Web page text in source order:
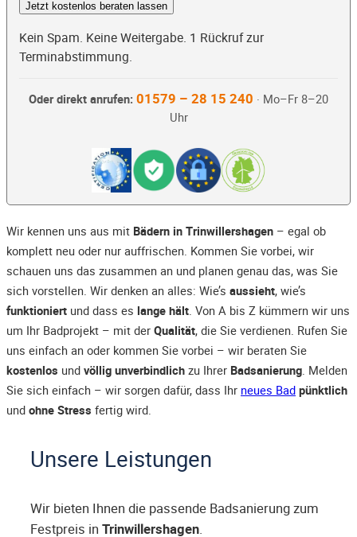
Jetzt kostenlos beraten lassen
Kein Spam. Keine Weitergabe. 1 Rückruf zur
Terminabstimmung.
Oder direkt anrufen: 01579 – 28 15 240 · Mo–Fr 8–20
Uhr
Wir kennen uns aus mit Bädern in Trinwillershagen – egal ob
komplett neu oder nur auffrischen. Kommen Sie vorbei, wir
schauen uns das zusammen an und planen genau das, was Sie
sich vorstellen. Wir denken an alles: Wie’s aussieht, wie’s
funktioniert und dass es lange hält. Von A bis Z kümmern wir uns
um Ihr Badprojekt – mit der Qualität, die Sie verdienen. Rufen Sie
uns einfach an oder kommen Sie vorbei – wir beraten Sie
kostenlos und völlig unverbindlich zu Ihrer Badsanierung. Melden
Sie sich einfach – wir sorgen dafür, dass Ihr neues Bad pünktlich
und ohne Stress fertig wird.
Unsere Leistungen
Wir bieten Ihnen die passende Badsanierung zum
Festpreis in Trinwillershagen.